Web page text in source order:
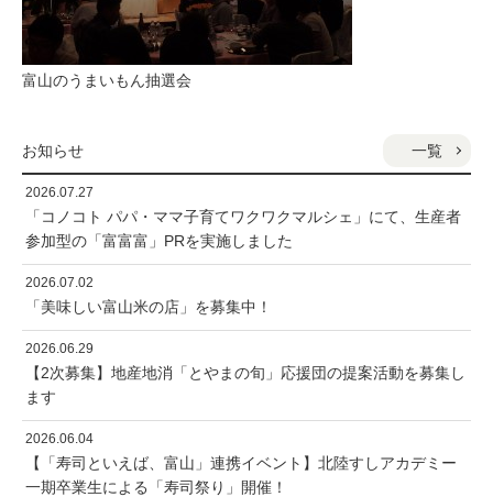
富山のうまいもん抽選会
お知らせ 一覧
2026.07.27
「コノコト パパ・ママ子育てワクワクマルシェ」にて、生産者
参加型の「富富富」PRを実施しました
2026.07.02
「美味しい富山米の店」を募集中！
2026.06.29
【2次募集】地産地消「とやまの旬」応援団の提案活動を募集し
ます
2026.06.04
【「寿司といえば、富山」連携イベント】北陸すしアカデミー
一期卒業生による「寿司祭り」開催！